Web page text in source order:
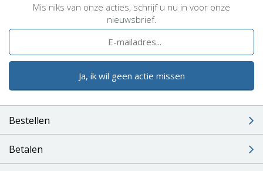
Mis niks van onze acties, schrijf u nu in voor onze
nieuwsbrief.
Ja, ik wil geen actie missen
Bestellen
Betalen